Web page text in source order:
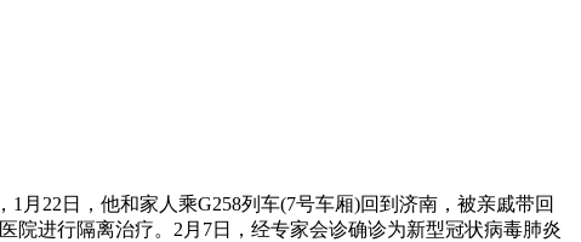
月22日，他和家人乘G258列车(7号车厢)回到济南，被亲戚带回
院进行隔离治疗。2月7日，经专家会诊确诊为新型冠状病毒肺炎